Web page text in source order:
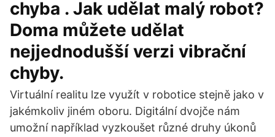
chyba . Jak udělat malý robot?
Doma můžete udělat
nejjednodušší verzi vibrační
chyby.
Virtuální realitu lze využít v robotice stejně jako v
jakémkoliv jiném oboru. Digitální dvojče nám
umožní například vyzkoušet různé druhy úkonů